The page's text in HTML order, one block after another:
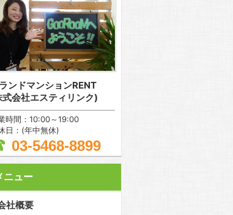
ンドマンションRENT
式会社エスティリンク)
時間：10:00～19:00
日：(年中無休)
03-5468-8899
ニュー
社概要